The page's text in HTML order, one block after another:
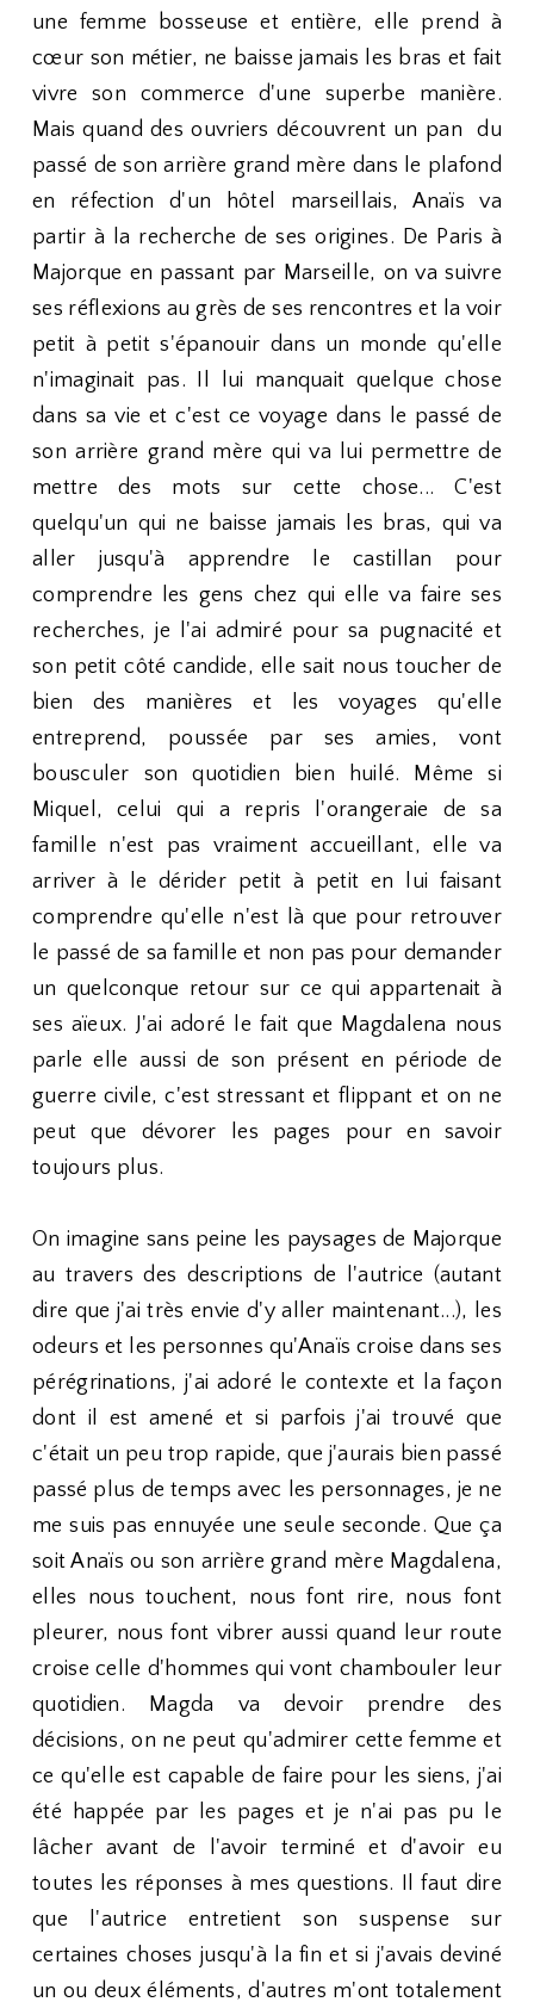
une femme bosseuse et entière, elle prend à
cœur son métier, ne baisse jamais les bras et fait
vivre son commerce d'une superbe manière.
Mais quand des ouvriers découvrent un pan du
passé de son arrière grand mère dans le plafond
en réfection d'un hôtel marseillais, Anaïs va
partir à la recherche de ses origines. De Paris à
Majorque en passant par Marseille, on va suivre
ses réflexions au grès de ses rencontres et la voir
petit à petit s'épanouir dans un monde qu'elle
n'imaginait pas. Il lui manquait quelque chose
dans sa vie et c'est ce voyage dans le passé de
son arrière grand mère qui va lui permettre de
mettre des mots sur cette chose... C'est
quelqu'un qui ne baisse jamais les bras, qui va
aller jusqu'à apprendre le castillan pour
comprendre les gens chez qui elle va faire ses
recherches, je l'ai admiré pour sa pugnacité et
son petit côté candide, elle sait nous toucher de
bien des manières et les voyages qu'elle
entreprend, poussée par ses amies, vont
bousculer son quotidien bien huilé. Même si
Miquel, celui qui a repris l'orangeraie de sa
famille n'est pas vraiment accueillant, elle va
arriver à le dérider petit à petit en lui faisant
comprendre qu'elle n'est là que pour retrouver
le passé de sa famille et non pas pour demander
un quelconque retour sur ce qui appartenait à
ses aïeux. J'ai adoré le fait que Magdalena nous
parle elle aussi de son présent en période de
guerre civile, c'est stressant et flippant et on ne
peut que dévorer les pages pour en savoir
toujours plus.
On imagine sans peine les paysages de Majorque
au travers des descriptions de l'autrice (autant
dire que j'ai très envie d'y aller maintenant...), les
odeurs et les personnes qu'Anaïs croise dans ses
pérégrinations, j'ai adoré le contexte et la façon
dont il est amené et si parfois j'ai trouvé que
c'était un peu trop rapide, que j'aurais bien passé
passé plus de temps avec les personnages, je ne
me suis pas ennuyée une seule seconde. Que ça
soit Anaïs ou son arrière grand mère Magdalena,
elles nous touchent, nous font rire, nous font
pleurer, nous font vibrer aussi quand leur route
croise celle d'hommes qui vont chambouler leur
quotidien. Magda va devoir prendre des
décisions, on ne peut qu'admirer cette femme et
ce qu'elle est capable de faire pour les siens, j'ai
été happée par les pages et je n'ai pas pu le
lâcher avant de l'avoir terminé et d'avoir eu
toutes les réponses à mes questions. Il faut dire
que l'autrice entretient son suspense sur
certaines choses jusqu'à la fin et si j'avais deviné
un ou deux éléments, d'autres m'ont totalement